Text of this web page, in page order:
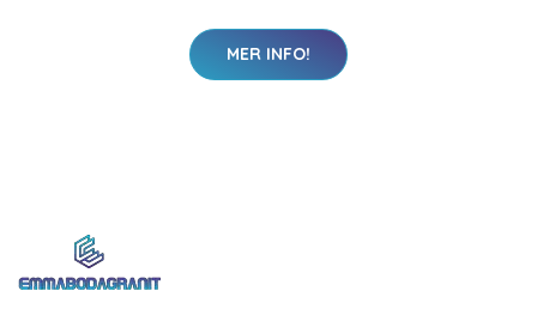
MER INFO!